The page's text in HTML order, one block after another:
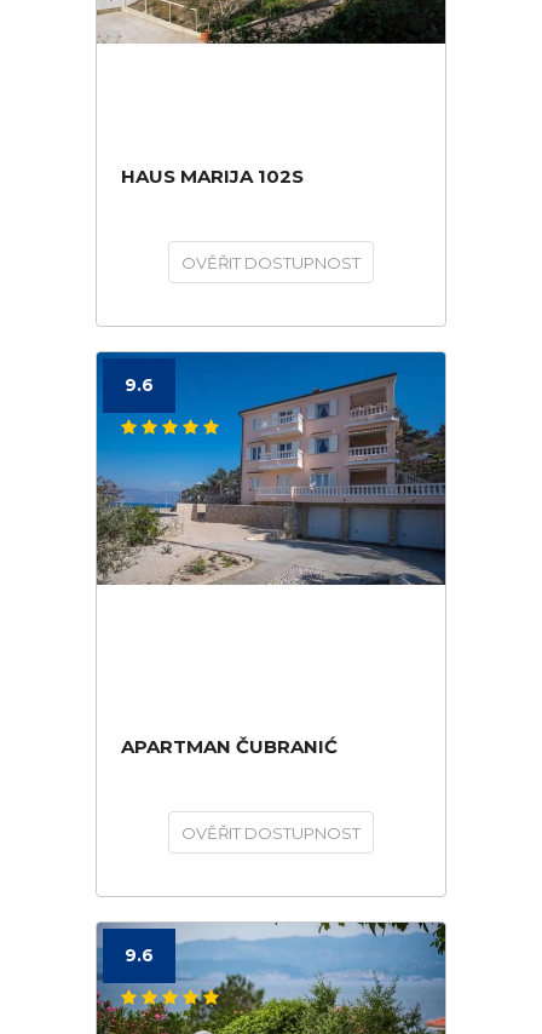
HAUS MARIJA 102S
OVĚŘIT DOSTUPNOST
9.6
APARTMAN ČUBRANIĆ
OVĚŘIT DOSTUPNOST
9.6